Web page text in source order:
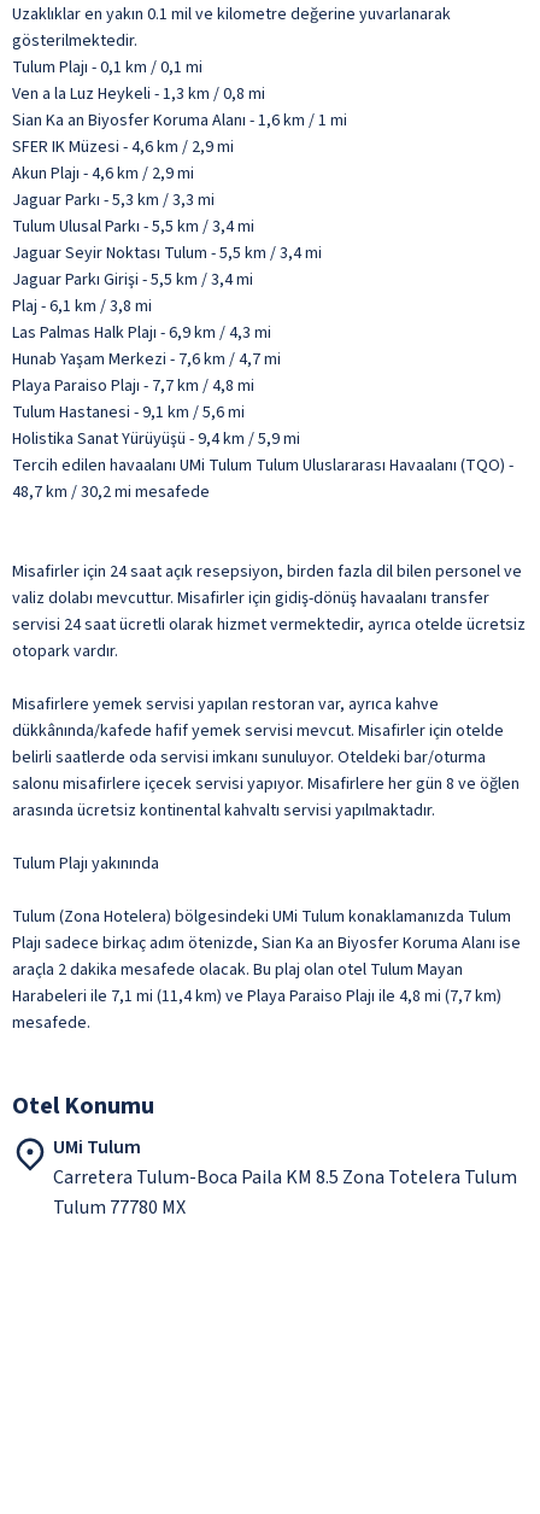
Uzaklıklar en yakın 0.1 mil ve kilometre değerine yuvarlanarak
gösterilmektedir.
Tulum Plajı - 0,1 km / 0,1 mi
Ven a la Luz Heykeli - 1,3 km / 0,8 mi
Sian Ka an Biyosfer Koruma Alanı - 1,6 km / 1 mi
SFER IK Müzesi - 4,6 km / 2,9 mi
Akun Plajı - 4,6 km / 2,9 mi
Jaguar Parkı - 5,3 km / 3,3 mi
Tulum Ulusal Parkı - 5,5 km / 3,4 mi
Jaguar Seyir Noktası Tulum - 5,5 km / 3,4 mi
Jaguar Parkı Girişi - 5,5 km / 3,4 mi
Plaj - 6,1 km / 3,8 mi
Las Palmas Halk Plajı - 6,9 km / 4,3 mi
Hunab Yaşam Merkezi - 7,6 km / 4,7 mi
Playa Paraiso Plajı - 7,7 km / 4,8 mi
Tulum Hastanesi - 9,1 km / 5,6 mi
Holistika Sanat Yürüyüşü - 9,4 km / 5,9 mi
Tercih edilen havaalanı UMi Tulum Tulum Uluslararası Havaalanı (TQO) -
48,7 km / 30,2 mi mesafede
Misafirler için 24 saat açık resepsiyon, birden fazla dil bilen personel ve
valiz dolabı mevcuttur. Misafirler için gidiş-dönüş havaalanı transfer
servisi 24 saat ücretli olarak hizmet vermektedir, ayrıca otelde ücretsiz
otopark vardır.
Misafirlere yemek servisi yapılan restoran var, ayrıca kahve
dükkânında/kafede hafif yemek servisi mevcut. Misafirler için otelde
belirli saatlerde oda servisi imkanı sunuluyor. Oteldeki bar/oturma
salonu misafirlere içecek servisi yapıyor. Misafirlere her gün 8 ve öğlen
arasında ücretsiz kontinental kahvaltı servisi yapılmaktadır.
Tulum Plajı yakınında
Tulum (Zona Hotelera) bölgesindeki UMi Tulum konaklamanızda Tulum
Plajı sadece birkaç adım ötenizde, Sian Ka an Biyosfer Koruma Alanı ise
araçla 2 dakika mesafede olacak. Bu plaj olan otel Tulum Mayan
Harabeleri ile 7,1 mi (11,4 km) ve Playa Paraiso Plajı ile 4,8 mi (7,7 km)
mesafede.
Otel Konumu
UMi Tulum
Carretera Tulum-Boca Paila KM 8.5 Zona Totelera Tulum
Tulum 77780 MX